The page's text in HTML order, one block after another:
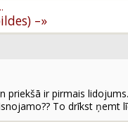
–»
priekšā ir pirmais
To drīkst ņemt